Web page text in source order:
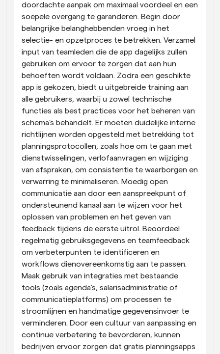
doordachte aanpak om maximaal voordeel en een
soepele overgang te garanderen. Begin door
belangrijke belanghebbenden vroeg in het
selectie- en opzetproces te betrekken. Verzamel
input van teamleden die de app dagelijks zullen
gebruiken om ervoor te zorgen dat aan hun
behoeften wordt voldaan. Zodra een geschikte
app is gekozen, biedt u uitgebreide training aan
alle gebruikers, waarbij u zowel technische
functies als best practices voor het beheren van
schema's behandelt. Er moeten duidelijke interne
richtlijnen worden opgesteld met betrekking tot
planningsprotocollen, zoals hoe om te gaan met
dienstwisselingen, verlofaanvragen en wijziging
van afspraken, om consistentie te waarborgen en
verwarring te minimaliseren. Moedig open
communicatie aan door een aanspreekpunt of
ondersteunend kanaal aan te wijzen voor het
oplossen van problemen en het geven van
feedback tijdens de eerste uitrol. Beoordeel
regelmatig gebruiksgegevens en teamfeedback
om verbeterpunten te identificeren en
workflows dienovereenkomstig aan te passen.
Maak gebruik van integraties met bestaande
tools (zoals agenda's, salarisadministratie of
communicatieplatforms) om processen te
stroomlijnen en handmatige gegevensinvoer te
verminderen. Door een cultuur van aanpassing en
continue verbetering te bevorderen, kunnen
bedrijven ervoor zorgen dat gratis planningsapps